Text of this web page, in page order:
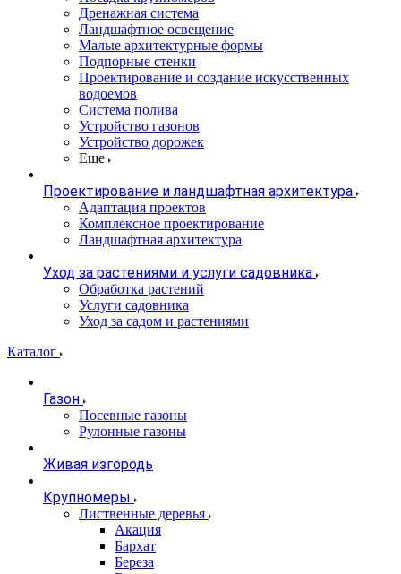
Дренажная система
Ландшафтное освещение
Малые архитектурные формы
Подпорные стенки
Проектирование и создание искусственных
водоемов
Система полива
Устройство газонов
Устройство дорожек
Еще
Проектирование и ландшафтная архитектура
Адаптация проектов
Комплексное проектирование
Ландшафтная архитектура
Уход за растениями и услуги садовника
Обработка растений
Услуги садовника
Уход за садом и растениями
Каталог
Газон
Посевные газоны
Рулонные газоны
Живая изгородь
Крупномеры
Лиственные деревья
Акация
Бархат
Береза